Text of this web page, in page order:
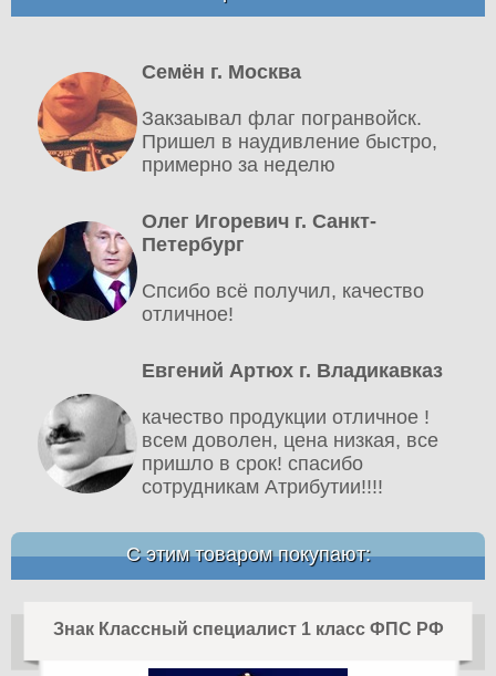
Семён г. Москва
Закзаывал флаг погранвойск.
Пришел в наудивление быстро,
примерно за неделю
Олег Игоревич г. Санкт-
Петербург
Спсибо всё получил, качество
отличное!
Евгений Артюх г. Владикавказ
качество продукции отличное !
всем доволен, цена низкая, все
пришло в срок! спасибо
сотрудникам Атрибутии!!!!
С этим товаром покупают:
Знак Классный специалист 1 класс ФПС РФ